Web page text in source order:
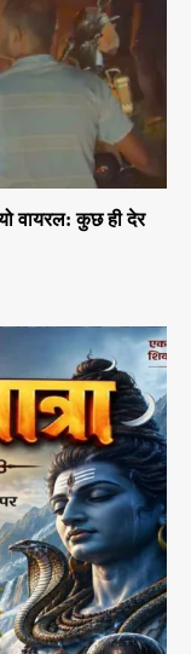
वायरल: कुछ ही देर